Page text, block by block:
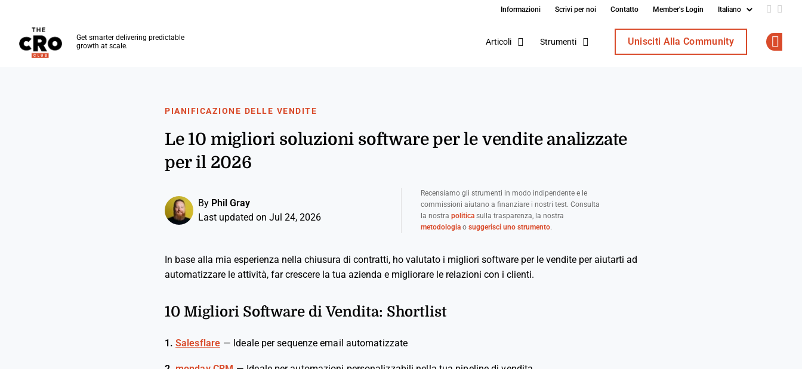
Informazioni Scrivi per noi Contatto Member's Login Add us
Get smarter delivering predictable
growth at scale.
Articoli Strumenti Unisciti Alla Community
PIANIFICAZIONE DELLE VENDITE
Le 10 migliori soluzioni software per le vendite analizzate
per il 2026
By Phil Gray
Last updated on Jul 24, 2026
Recensiamo gli strumenti in modo indipendente e le
commissioni aiutano a finanziare i nostri test. Consulta
la nostra politicasulla trasparenza, la nostra
metodologiao suggerisci uno strumento.
In base alla mia esperienza nella chiusura di contratti, ho valutato i migliori software per le vendite per aiutarti ad
automatizzare le attività, far crescere la tua azienda e migliorare le relazioni con i clienti.
10 Migliori Software di Vendita: Shortlist
1. Salesflare — Ideale per sequenze email automatizzate